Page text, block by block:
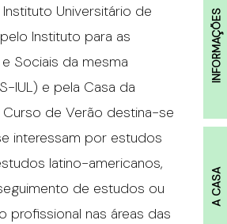
INFORMAÇÕES
A CASA
Universitário de
Instituto para as
Sociais da mesma
IUL) e pela Casa da
Curso de Verão destina-se
interessam por estudos
latino-americanos,
de estudos ou
profissional nas áreas das